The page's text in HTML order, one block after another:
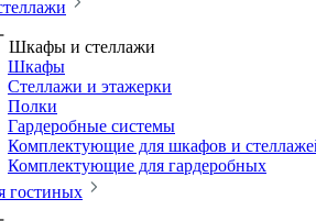
Шкафы и стеллажи
Шкафы
Стеллажи и этажерки
Полки
Гардеробные системы
Комплектующие для шкафов и
Комплектующие для гардеробных
гостиных